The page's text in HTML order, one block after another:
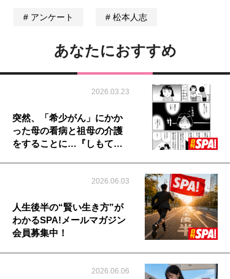
アンケート 松本人志
あなたにおすすめ
2026.03.23
突然、「希少がん」にかか
った母の看病と祖母の介護
をすることに…『しもて…
2026.06.03
人生後半の“賢い生き方”が
わかるSPA!メールマガジン
会員募集中！
2026.06.06